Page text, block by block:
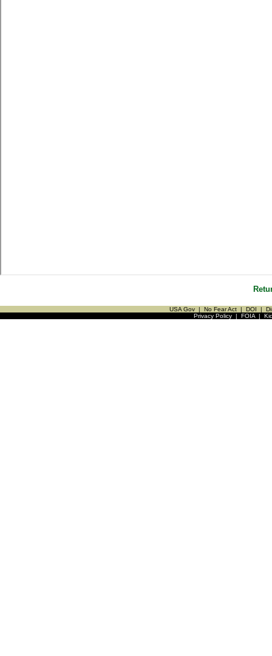
USA Gov | No Fear Act | DOI |
Privacy Policy| FOIA|